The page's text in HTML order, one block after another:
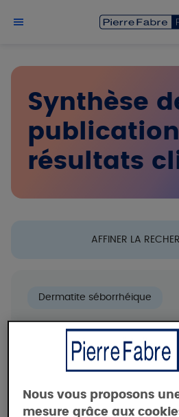
Aller au contenu principal
Synthèse
résultats
AFFINER LA
- Tout -
Publication
Résultats cliniques
Eczema atopique
Dermatologie pédiatrique
Hyperhidrose
Hyperpigmentation
Prurit
Dermatite séborrhéique
Tolérance et efficacité de
Shampoing Intensive
Tolérance et efficacité du
Nous vous proposons
mesure grâce aux